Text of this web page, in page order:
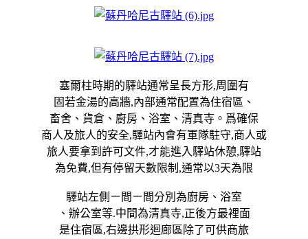
塞爾柱時期的驛站通常呈長方形,周圍有
固若金湯的高牆,內部通常配置為住宿區、
畜舍、貨倉、廚房、浴室、清真寺。爲確保
商人及旅人的安全,驛站內會有軍隊駐守,商人或
旅人要拿到許可文件,才能進入驛站休憩,驛站
為免費,但有停留天數限制,通常以3天為限
驛站左側ㄧ間ㄧ間分別為廚房、浴室
、辦公室等.中間為清真寺,正後方最裡面
是住宿區,右邊拱形迴廊區除了可供商旅